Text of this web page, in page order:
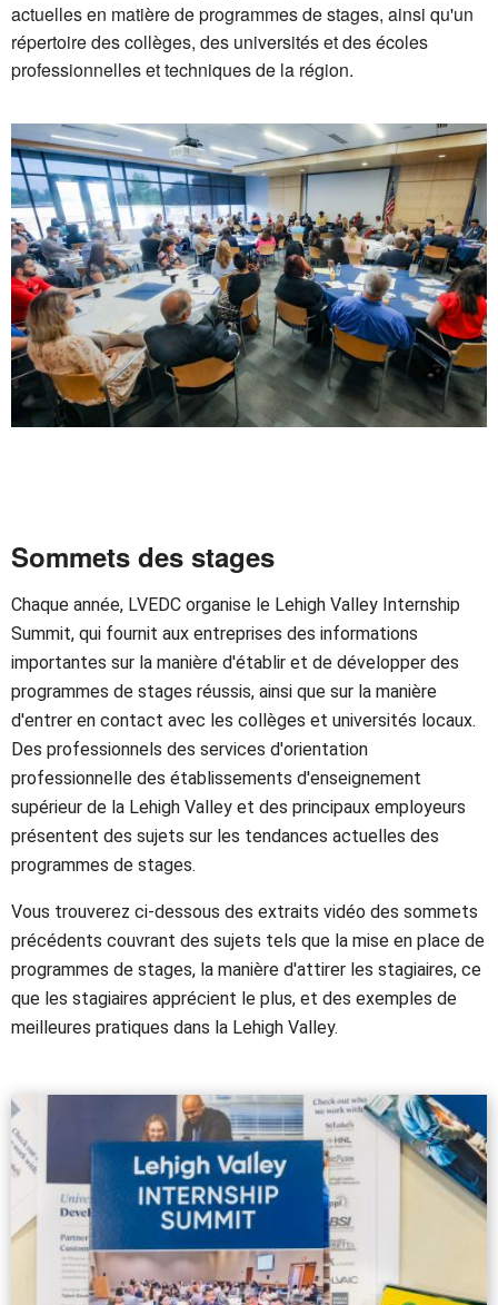
actuelles en matière de programmes de stages, ainsi qu'un
répertoire des collèges, des universités et des écoles
professionnelles et techniques de la région.
Sommets des stages
Chaque année, LVEDC organise le Lehigh Valley Internship
Summit, qui fournit aux entreprises des informations
importantes sur la manière d'établir et de développer des
programmes de stages réussis, ainsi que sur la manière
d'entrer en contact avec les collèges et universités locaux.
Des professionnels des services d'orientation
professionnelle des établissements d'enseignement
supérieur de la Lehigh Valley et des principaux employeurs
présentent des sujets sur les tendances actuelles des
programmes de stages.
Vous trouverez ci-dessous des extraits vidéo des sommets
précédents couvrant des sujets tels que la mise en place de
programmes de stages, la manière d'attirer les stagiaires, ce
que les stagiaires apprécient le plus, et des exemples de
meilleures pratiques dans la Lehigh Valley.